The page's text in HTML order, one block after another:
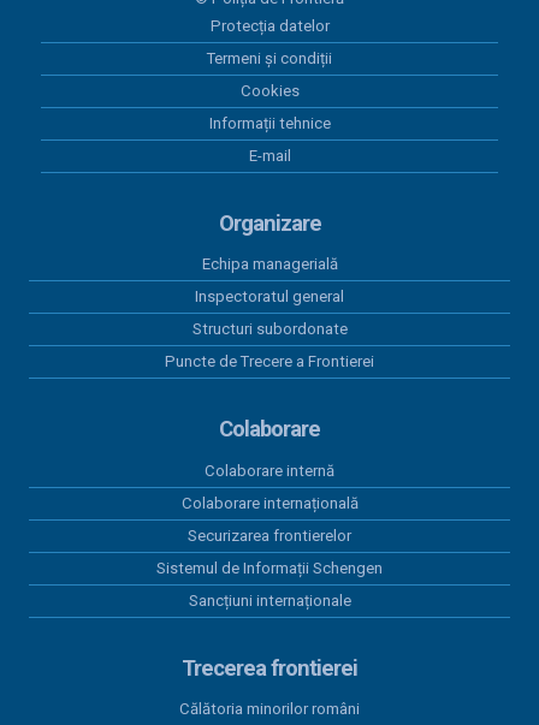
Protecția datelor
Termeni și condiții
Cookies
Informații tehnice
E-mail
Organizare
Echipa managerială
Inspectoratul general
Structuri subordonate
Puncte de Trecere a Frontierei
Colaborare
Colaborare internă
Colaborare internațională
Securizarea frontierelor
Sistemul de Informații Schengen
Sancțiuni internaționale
Trecerea frontierei
Călătoria minorilor români